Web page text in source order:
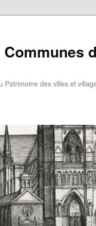
des villes et